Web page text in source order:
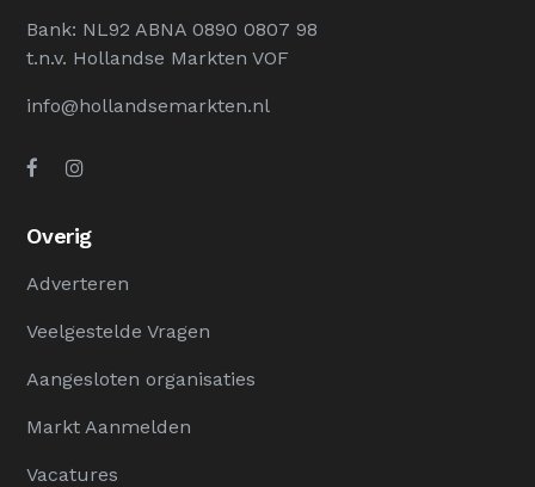
Bank: NL92 ABNA 0890 0807 98
t.n.v. Hollandse Markten VOF
info@hollandsemarkten.nl
Overig
Adverteren
Veelgestelde Vragen
Aangesloten organisaties
Markt Aanmelden
Vacatures